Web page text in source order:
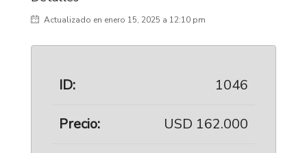
Actualizado en enero 15, 2025 a 12:10 pm
ID: 1046
Precio: USD 162.000